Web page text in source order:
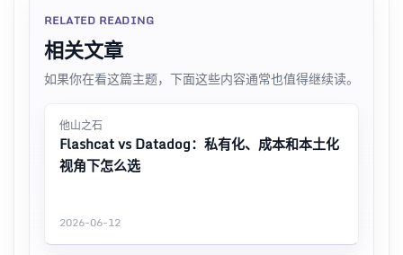
RELATED READING
相关文章
如果你在看这篇主题，下面这些内容通常也值得继续读。
他山之石
Flashcat vs Datadog：私有化、成本和本土化
视角下怎么选
2026-06-12